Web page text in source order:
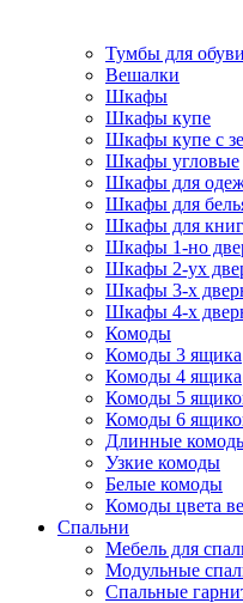
Тумбы для обуви
Вешалки
Шкафы
Шкафы купе
Шкафы купе с
Шкафы угловые
Шкафы для
Шкафы для
Шкафы для книг
Шкафы 1-но
Шкафы 2-ух
Шкафы 3-х
Шкафы 4-х
Комоды
Комоды 3 ящика
Комоды 4 ящика
Комоды 5
Комоды 6
Длинные
Узкие комоды
Белые комоды
Комоды цвета
Спальни
Мебель для
Модульные
Спальные